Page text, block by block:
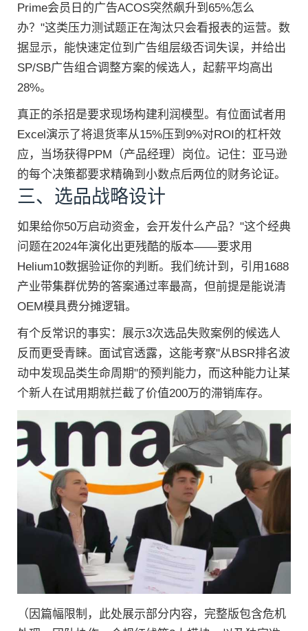
Prime会员日的广告ACOS突然飙升到65%怎么
办？"这类压力测试题正在淘汰只会看报表的运营。数
据显示，能快速定位到广告组层级否词失误，并给出
SP/SB广告组合调整方案的候选人，起薪平均高出
28%。
真正的杀招是要求现场构建利润模型。有位面试者用
Excel演示了将退货率从15%压到9%对ROI的杠杆效
应，当场获得PPM（产品经理）岗位。记住：亚马逊
的每个决策都要求精确到小数点后两位的财务论证。
三、选品战略设计
如果给你50万启动资金，会开发什么产品？"这个经典
问题在2024年演化出更残酷的版本——要求用
Helium10数据验证你的判断。我们统计到，引用1688
产业带集群优势的答案通过率最高，但前提是能说清
OEM模具费分摊逻辑。
有个反常识的事实：展示3次选品失败案例的候选人
反而更受青睐。面试官透露，这能考察"从BSR排名波
动中发现品类生命周期"的预判能力，而这种能力让某
个新人在试用期就拦截了价值200万的滞销库存。
（因篇幅限制，此处展示部分内容，完整版包含危机